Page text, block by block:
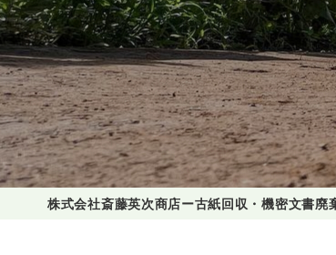
株式会社斎藤英次商店ー古紙回収・機密文書廃